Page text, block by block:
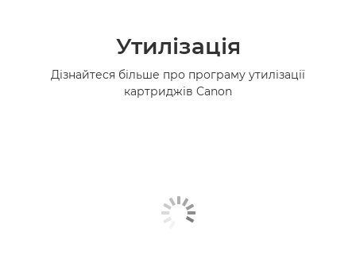
Утилізація
Дізнайтеся більше про програму утилізації
картриджів Canon